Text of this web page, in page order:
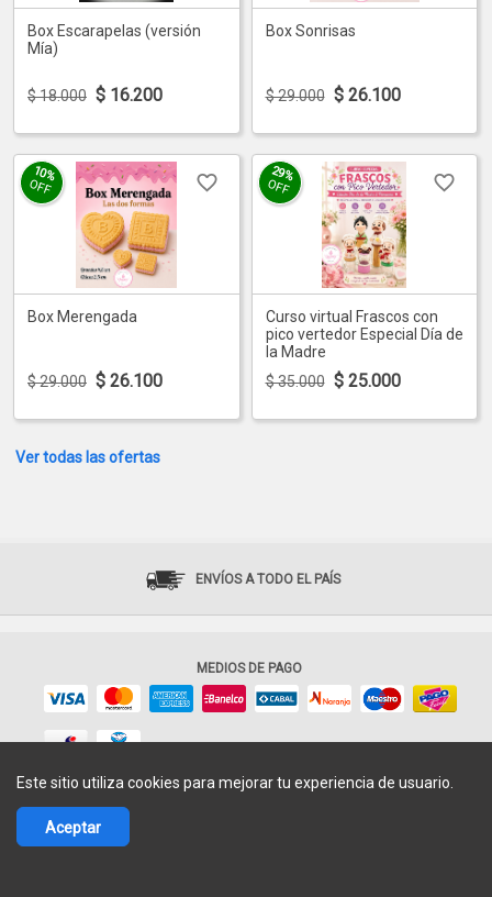
Box Escarapelas (versión
Mía)
$ 18.000 $ 16.200
Box Sonrisas
$ 29.000 $ 26.100
10%
OFF
Box Merengada
$ 29.000 $ 26.100
29%
OFF
Curso virtual Frascos con
pico vertedor Especial Día de
la Madre
$ 35.000 $ 25.000
Ver todas las ofertas
ENVÍOS A TODO EL PAÍS
MEDIOS DE PAGO
© 2017-2026 Fácil Shops - Todos los derechos reservados.
Este sitio utiliza cookies para mejorar tu experiencia de usuario.
Aceptar